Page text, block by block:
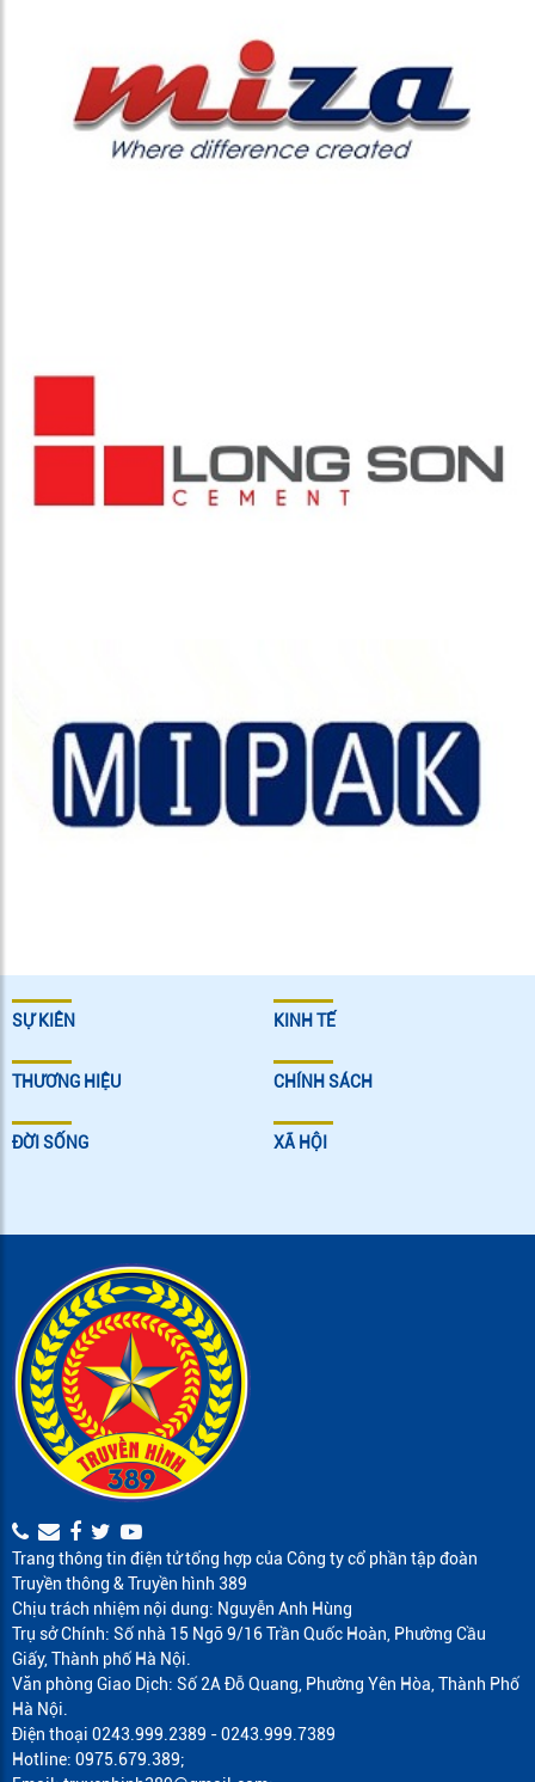
SỰ KIÊN KINH TẾ
THƯƠNG HIỆU CHÍNH SÁCH
ĐỜI SỐNG XÃ HỘI
Trang thông tin điện tử tổng hợp của Công ty cổ phần tập đoàn
Truyền thông & Truyền hình 389
Chịu trách nhiệm nội dung: Nguyễn Anh Hùng
Trụ sở Chính: Số nhà 15 Ngõ 9/16 Trần Quốc Hoàn, Phường Cầu
Giấy, Thành phố Hà Nội.
Văn phòng Giao Dịch: Số 2A Đỗ Quang, Phường Yên Hòa, Thành Phố
Hà Nội.
Điện thoại 0243.999.2389 - 0243.999.7389
Hotline: 0975.679.389;